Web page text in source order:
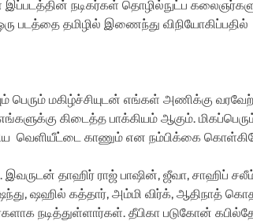
இப்படத்தின் நடிகர்கள் தொழில்நுட்ப
படத்தை தமிழில் இணைந்து
பெரும் மகிழ்ச்சியுடன் எங்கள் அணிக்கு
கிடைத்த பாக்கியம் ஆகும்.
வெளியீட்டை காணும் என நம்பிக்கை
இவருடன் தாஹிர் ராஜ் பாஷின், ஜீவா, சாஹிப்
ஷந்து, ஷஹில் கத்தார், அம்மி விர்க், ஆதிநாத்
நடித்துள்ளார்கள். தீபிகா படுகோன்